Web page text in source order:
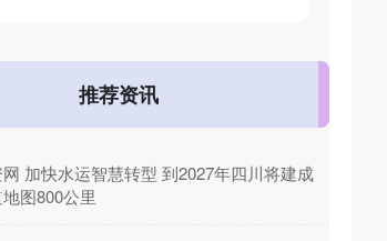
推荐资讯
加快水运智慧转型 到2027年四川将建成
图800公里